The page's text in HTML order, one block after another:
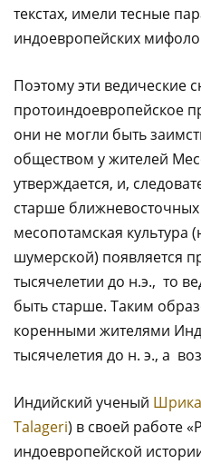
текстах, имели тесные
индоевропейских
Поэтому эти ведические
протоиндоевропейское
они не могли быть
обществом у жителей
утверждается, и,
старше
месопотамская культура
шумерской) появляется
тысячелетии до н.э., то
быть старше. Таким
коренными жителями
тысячелетия до н. э., а
Индийский ученый
Talageri) в своей работе
индоевропейской